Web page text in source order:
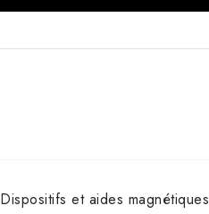
Dispositifs et aides magnétiques